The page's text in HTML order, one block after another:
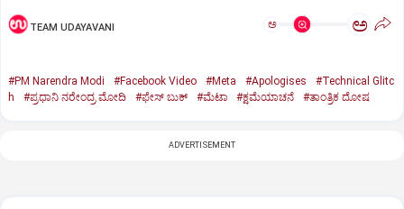
TEAM UDAYAVANI ಅ ಅ
#PM Narendra Modi #Facebook Video #Meta #Apologises
#Technical Glitc
h
#ಪ್ರಧಾನಿ ನರೇಂದ್ರ ಮೋದಿ #ಫೇಸ್‌ ಬುಕ್‌ #ಮೆಟಾ #ಕ್ಷಮೆಯಾಚನೆ #ತಾಂತ್ರಿಕ ದೋಷ
ADVERTISEMENT